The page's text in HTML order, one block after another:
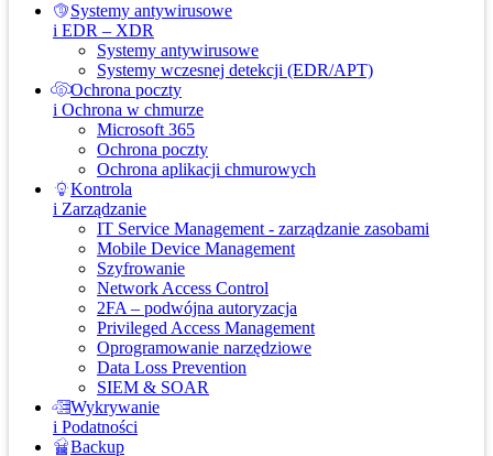
Systemy antywirusowe
i EDR – XDR
Systemy antywirusowe
Systemy wczesnej detekcji (EDR/APT)
Ochrona poczty
i Ochrona w chmurze
Microsoft 365
Ochrona poczty
Ochrona aplikacji chmurowych
Kontrola
i Zarządzanie
IT Service Management - zarządzanie zasobami
Mobile Device Management
Szyfrowanie
Network Access Control
2FA – podwójna autoryzacja
Privileged Access Management
Oprogramowanie narzędziowe
Data Loss Prevention
SIEM & SOAR
Wykrywanie
i Podatności
Backup